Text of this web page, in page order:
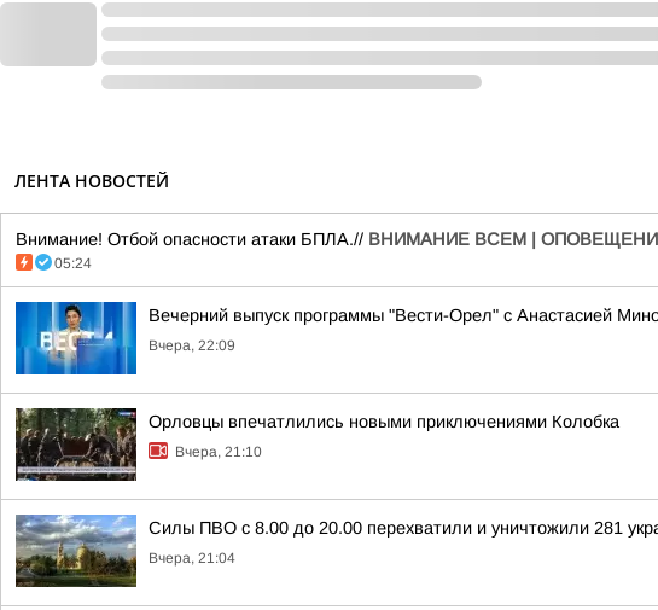
ЛЕНТА НОВОСТЕЙ
Внимание! Отбой опасности атаки БПЛА.// ВНИМАНИЕ ВСЕМ |
05:24
Вечерний выпуск программы "Вести-Орел" с Анастасией
Вчера, 22:09
Орловцы впечатлились новыми приключениями Колобка
Вчера, 21:10
Силы ПВО с 8.00 до 20.00 перехватили и уничтожили 281
Вчера, 21:04